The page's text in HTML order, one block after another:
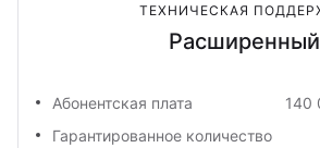
ТЕХНИЧЕСКАЯ
Расширенный
Абонентская плата
140
Гарантированное количество